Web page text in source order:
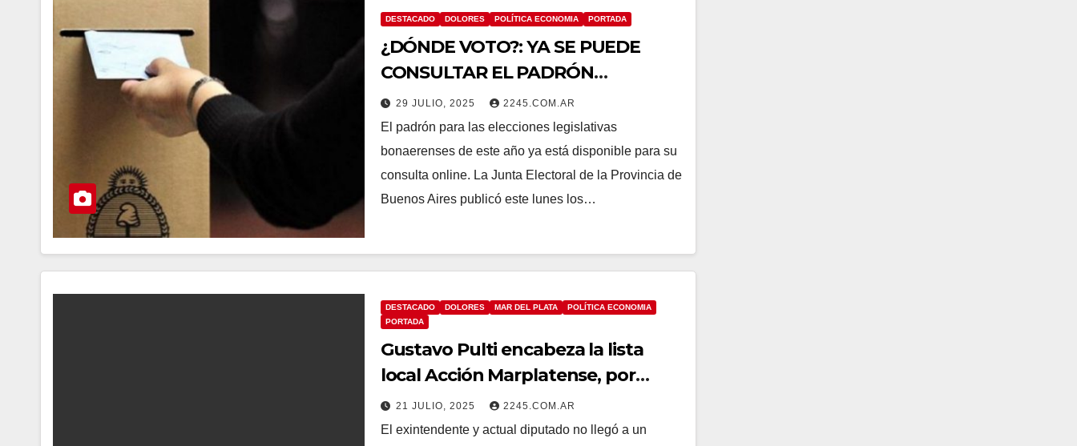
DESTACADO DOLORES POLÍTICA ECONOMIA PORTADA
¿DÓNDE VOTO?: YA SE PUEDE
CONSULTAR EL PADRÓN
ELECTORAL DE LA PROVINCIA DE
BUENOS AIRES
29 JULIO, 2025 2245.COM.AR
El padrón para las elecciones legislativas
bonaerenses de este año ya está disponible para su
consulta online. La Junta Electoral de la Provincia de
Buenos Aires publicó este lunes los…
DESTACADO DOLORES MAR DEL PLATA
POLÍTICA ECONOMIA
PORTADA
Gustavo Pulti encabeza la lista
local Acción Marplatense, por
fuera de Fuerza Patria
21 JULIO, 2025 2245.COM.AR
El exintendente y actual diputado no llegó a un